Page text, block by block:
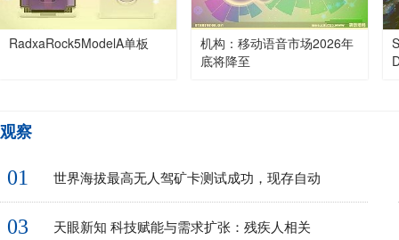
RadxaRock5ModelA单板
机构：移动语音市场2026年
底将降至
观察
01 世界海拔最高无人驾矿卡测试成功，现存自动
03 天眼新知 科技赋能与需求扩张：残疾人相关